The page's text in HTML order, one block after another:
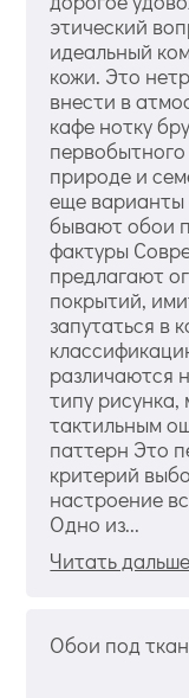
этический
идеальный
кожи. Это
внести в
кафе нотку
природе и
еще варианты
бывают обои
фактуры
предлагают
покрытий,
запутаться в
различаются
типу рисунка,
тактильным
паттерн Это
критерий
настроение
Одно из...
Читать дальше
Обои под